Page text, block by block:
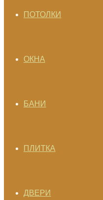
ПОТОЛКИ
ОКНА
БАНИ
ПЛИТКА
ДВЕРИ